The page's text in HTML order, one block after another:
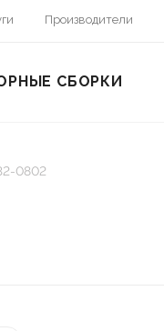
Производители
СБОРКИ
0802